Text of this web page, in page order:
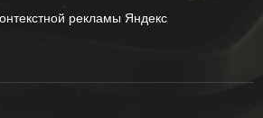
рекламы Яндекс